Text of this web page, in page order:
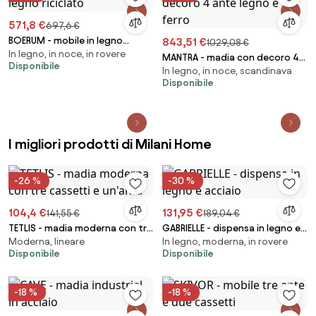
571,8 €697,6 €
BOERUM - mobile in legno
riciclato
In legno, in noce, in rovere
Disponibile
843,51 €1029,08 €
MANTRA - madia con decoro 4
ante legno e ferro
In legno, in noce, scandinava
Disponibile
I migliori prodotti di Milani Home
-26 %
104,4 €141,55 €
TETLIS - madia moderna con tre
cassetti e un'anta
Moderna, lineare
Disponibile
-30 %
131,95 €189,04 €
GABRIELLE - dispensa in legno e
acciaio
In legno, moderna, in rovere
Disponibile
-18 % -18 %